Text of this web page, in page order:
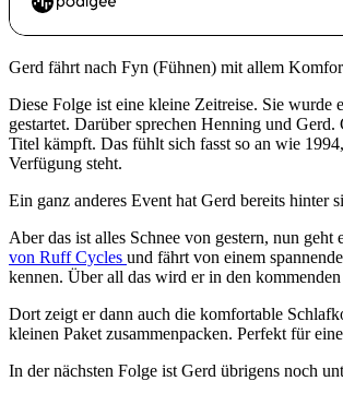
Gerd fährt nach Fyn (Fühnen) mit allem
Diese Folge ist eine kleine Zeitreise. Sie
gestartet. Darüber sprechen Henning und
Titel kämpft. Das fühlt sich fasst so an wie
Verfügung steht.
Ein ganz anderes Event hat Gerd bereits
Aber das ist alles Schnee von gestern, nun geht
von Ruff Cycles und fährt von einem
kennen. Über all das wird er in den
Dort zeigt er dann auch die komfortable
kleinen Paket zusammenpacken. Perfekt für
In der nächsten Folge ist Gerd übrigens noch